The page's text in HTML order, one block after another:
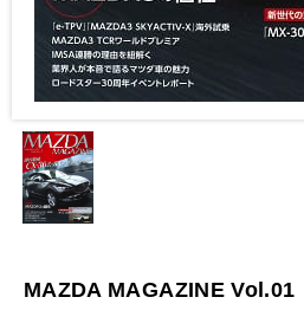
MAZDA MAGAZINE Vol.01